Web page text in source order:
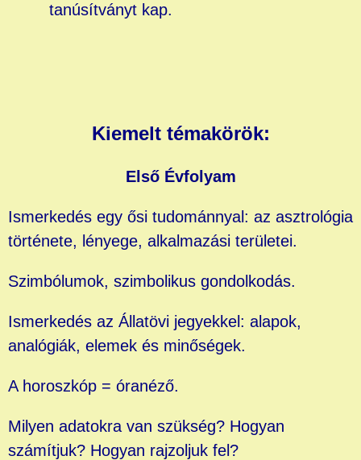
tanúsítványt kap.
Kiemelt témakörök:
Első Évfolyam
Ismerkedés egy ősi tudománnyal: az asztrológia
története, lényege, alkalmazási területei.
Szimbólumok, szimbolikus gondolkodás.
Ismerkedés az Állatövi jegyekkel: alapok,
analógiák, elemek és minőségek.
A horoszkóp = óranéző.
Milyen adatokra van szükség? Hogyan
számítjuk? Hogyan rajzoljuk fel?